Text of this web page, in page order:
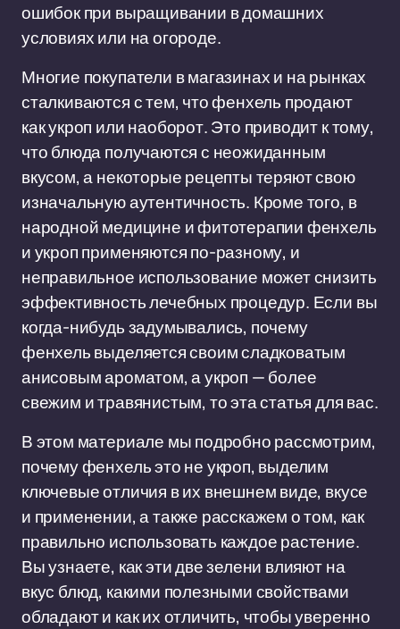
ошибок при выращивании в домашних
условиях или на огороде.
Многие покупатели в магазинах и на рынках
сталкиваются с тем, что фенхель продают
как укроп или наоборот. Это приводит к тому,
что блюда получаются с неожиданным
вкусом, а некоторые рецепты теряют свою
изначальную аутентичность. Кроме того, в
народной медицине и фитотерапии фенхель
и укроп применяются по-разному, и
неправильное использование может снизить
эффективность лечебных процедур. Если вы
когда-нибудь задумывались, почему
фенхель выделяется своим сладковатым
анисовым ароматом, а укроп — более
свежим и травянистым, то эта статья для вас.
В этом материале мы подробно рассмотрим,
почему фенхель это не укроп, выделим
ключевые отличия в их внешнем виде, вкусе
и применении, а также расскажем о том, как
правильно использовать каждое растение.
Вы узнаете, как эти две зелени влияют на
вкус блюд, какими полезными свойствами
обладают и как их отличить, чтобы уверенно